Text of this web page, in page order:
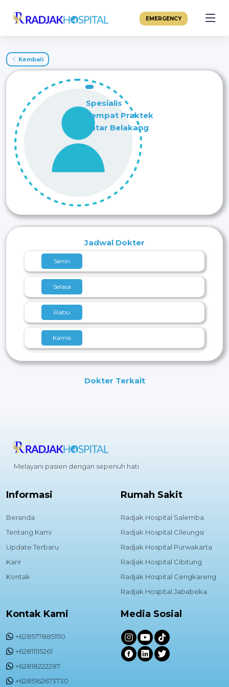
EMERGENCY
Kembali
Spesialis
Tempat Praktek
Latar Belakang
Jadwal Dokter
Senin
Selasa
Rabu
Kamis
Jumat
Dokter Terkait
Melayani pasien dengan sepenuh hati
Informasi
Beranda
Tentang Kami
Update Terbaru
Karir
Kontak
Rumah Sakit
Radjak Hospital Salemba
Radjak Hospital Cileungsi
Radjak Hospital Purwakarta
Radjak Hospital Cibitung
Radjak Hospital Cengkareng
Radjak Hospital Jababeka
Kontak Kami
+6285778851110
+62811115261
+62818222287
+6285162673730
Media Sosial